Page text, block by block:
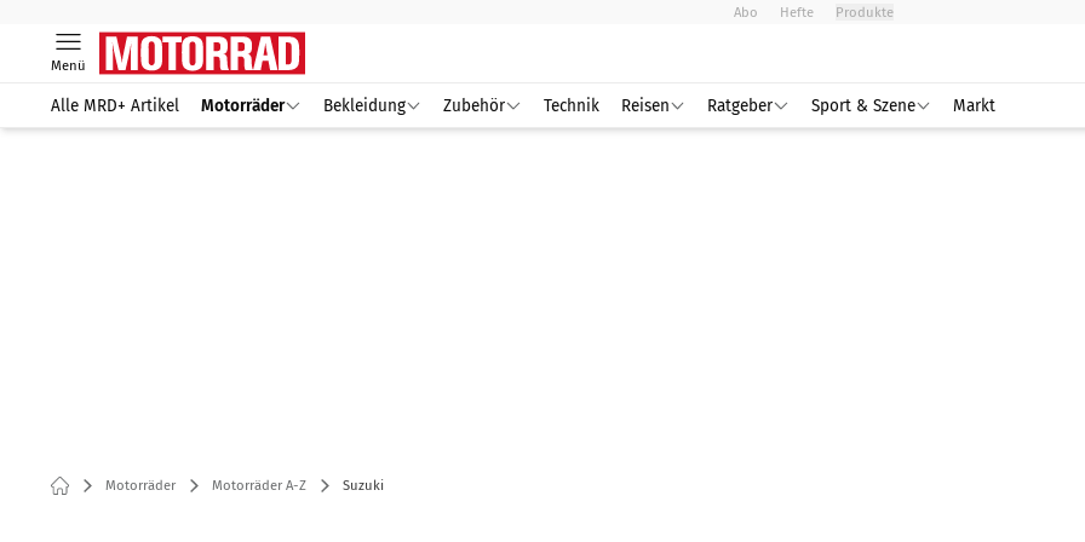
Abo Hefte Produkte
Menü
Alle MRD+ Artikel Motorräder Bekleidung Zubehör Technik Reisen Ratgeber Sport & Szene Markt
Motorräder Motorräder A-Z Suzuki